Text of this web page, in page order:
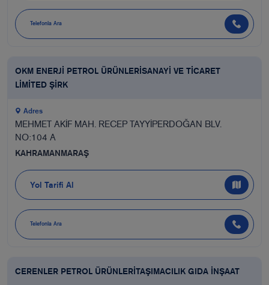
Telefonla Ara
OKM ENERJİ PETROL ÜRÜNLERİSANAYİ VE TİCARET
LİMİTED ŞİRK
Adres
MEHMET AKİF MAH. RECEP TAYYİPERDOĞAN BLV.
NO:104 A
KAHRAMANMARAŞ
Yol Tarifi Al
Telefonla Ara
CERENLER PETROL ÜRÜNLERİTAŞIMACILIK GIDA İNŞAAT